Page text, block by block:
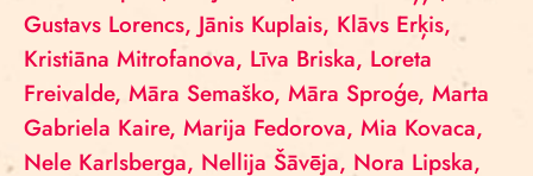
Gustavs Lorencs, Jānis Kuplais, Klāvs Erķis,
Kristiāna Mitrofanova, Līva Briska, Loreta
Freivalde, Māra Semaško, Māra Sproģe, Marta
Gabriela Kaire, Marija Fedorova, Mia Kovaca,
Nele Karlsberga, Nellija Šāvēja, Nora Lipska,